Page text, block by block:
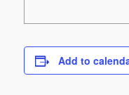
Add to